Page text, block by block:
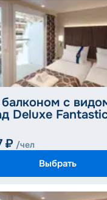
с
Deluxe
₽ /чел
Выбрать